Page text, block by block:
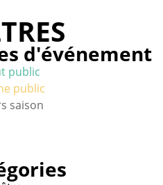
d'événement
public
public
saison